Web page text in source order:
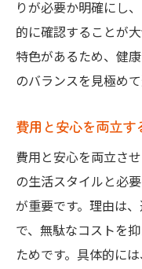
りが必要か明確にし
的に確認することが
特色があるため、健
のバランスを見極め
費用と安心を両立す
費用と安心を両立さ
の生活スタイルと必
が重要です。理由は
で、無駄なコストを
ためです。具体的に